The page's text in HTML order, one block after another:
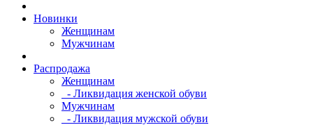
Новинки
Женщинам
Мужчинам
Распродажа
Женщинам
- Ликвидация женской обуви
Мужчинам
- Ликвидация мужской обуви